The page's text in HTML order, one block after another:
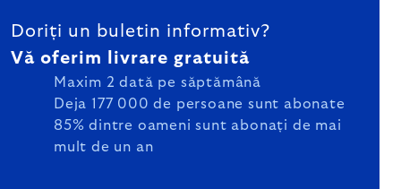
Doriți un buletin informativ?
Vă oferim livrare gratuită
Maxim 2 dată pe săptămână
Deja 177 000 de persoane sunt abonate
85% dintre oameni sunt abonați de mai
mult de un an